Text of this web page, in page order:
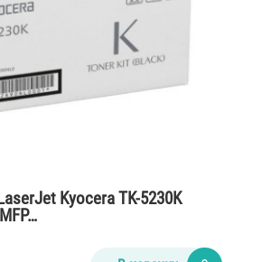
Kyocera TK-5230K